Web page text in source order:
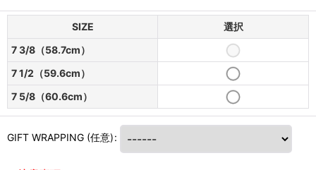
SIZE
選択
7 3/8（58.7cm）
7 1/2（59.6cm）
7 5/8（60.6cm）
GIFT WRAPPING (任意):